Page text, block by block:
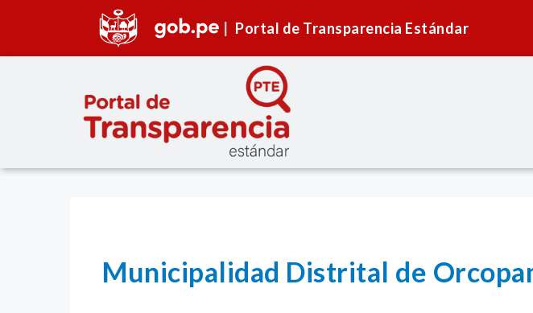
Portal de Transparencia Estándar
Municipalidad Distrital de